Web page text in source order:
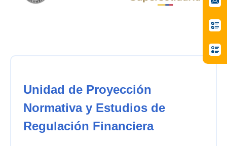
Unidad de Proyección
Normativa y Estudios de
Regulación Financiera